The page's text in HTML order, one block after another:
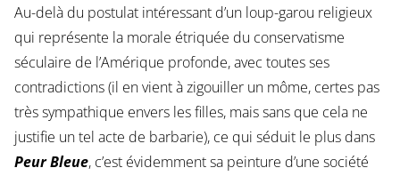
Au-delà du postulat intéressant d’un loup-garou religieux
qui représente la morale étriquée du conservatisme
séculaire de l’Amérique profonde, avec toutes ses
contradictions (il en vient à zigouiller un môme, certes pas
très sympathique envers les filles, mais sans que cela ne
justifie un tel acte de barbarie), ce qui séduit le plus dans
Peur Bleue, c’est évidemment sa peinture d’une société